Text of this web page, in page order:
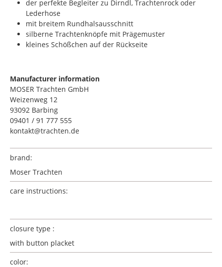
der perfekte Begleiter zu Dirndl, Trachtenrock oder
Lederhose
mit breitem Rundhalsausschnitt
silberne Trachtenknöpfe mit Prägemuster
kleines Schößchen auf der Rückseite
Manufacturer information
MOSER Trachten GmbH
Weizenweg 12
93092 Barbing
09401 / 91 777 555
kontakt@trachten.de
brand:
Moser Trachten
care instructions:
closure type :
with button placket
color: